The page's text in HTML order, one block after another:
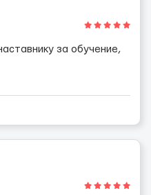
за обучение,